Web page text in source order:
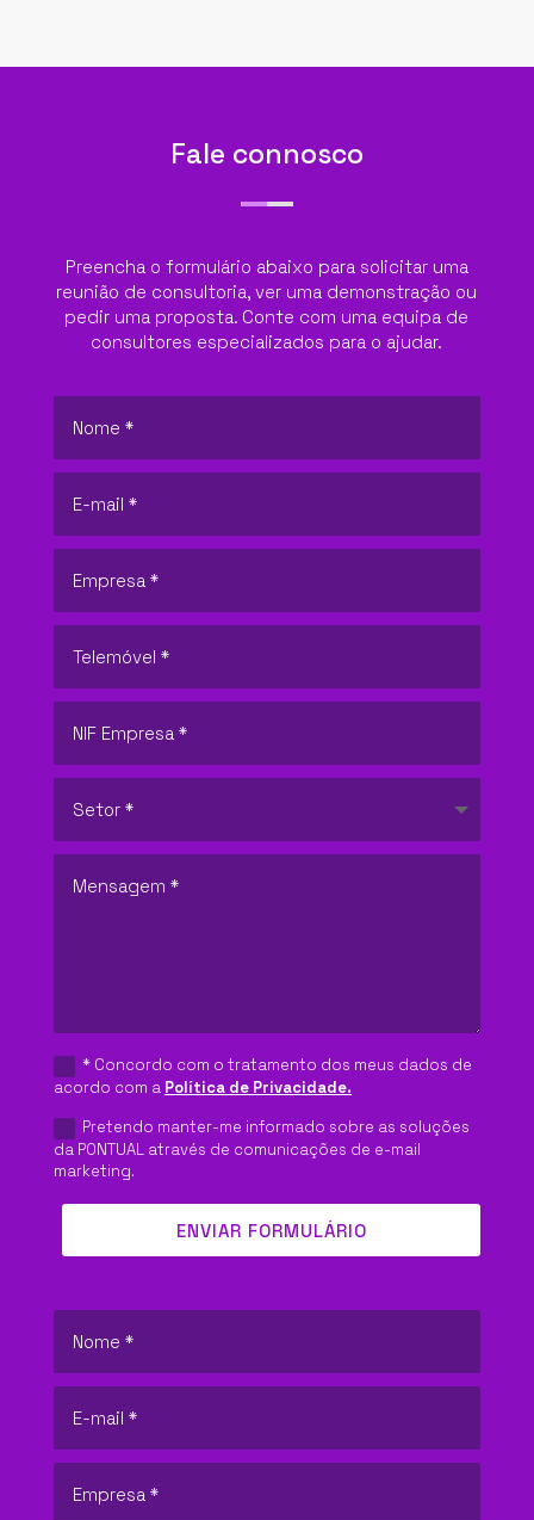
QUEM SOMOS
SOLUÇÕES
CONTEÚDOS
5 MIN. TECNOLÓGICOS
SUPORTE
CONTACTOS
PEDIR PROPOSTA
Fale connosco
Preencha o formulário abaixo para solicitar uma
reunião de consultoria, ver uma demonstração ou
pedir uma proposta. Conte com uma equipa de
consultores especializados para o ajudar.
* Concordo com o tratamento dos meus dados de
acordo com a Política de Privacidade.
Pretendo manter-me informado sobre as soluções
da PONTUAL através de comunicações de e-mail
marketing.
ENVIAR FORMULÁRIO